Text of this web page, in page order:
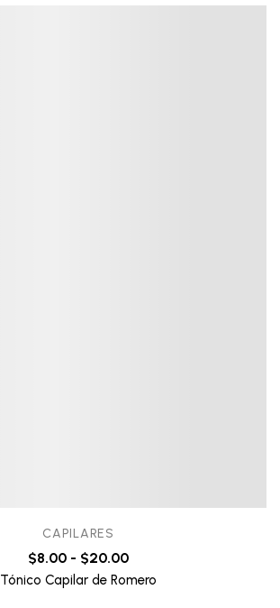
CAPILARES
$8.00 - $20.00
Tónico Capilar de Romero